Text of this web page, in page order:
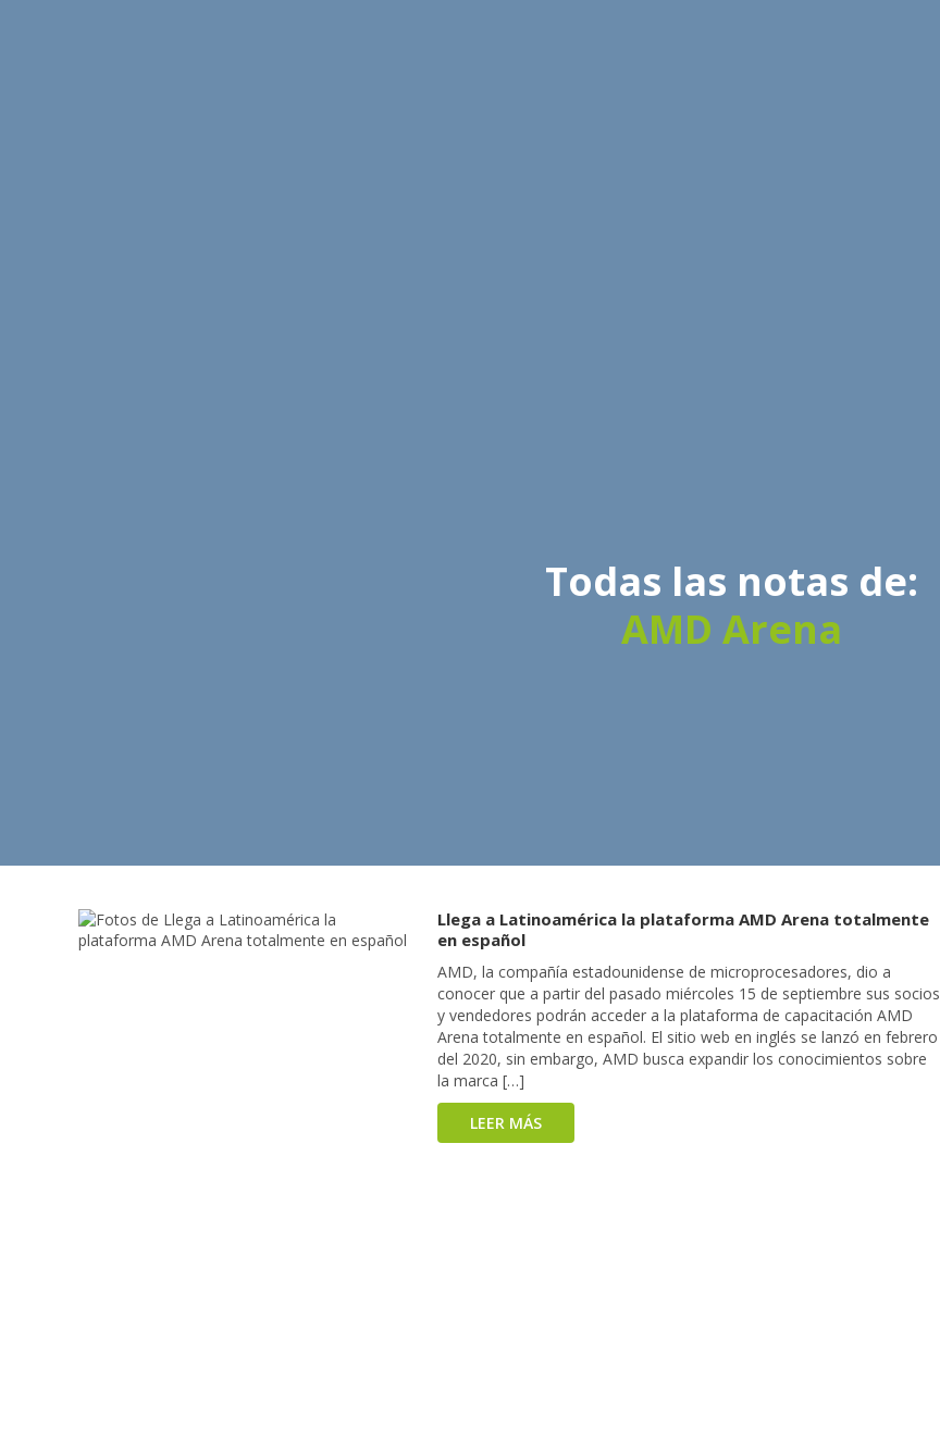
Todas las notas de:
AMD Arena
Llega a Latinoamérica la plataforma AMD Arena totalmente
en español
AMD, la compañía estadounidense de microprocesadores, dio a
conocer que a partir del pasado miércoles 15 de septiembre sus socios
y vendedores podrán acceder a la plataforma de capacitación AMD
Arena totalmente en español. El sitio web en inglés se lanzó en febrero
del 2020, sin embargo, AMD busca expandir los conocimientos sobre
la marca […]
LEER MÁS